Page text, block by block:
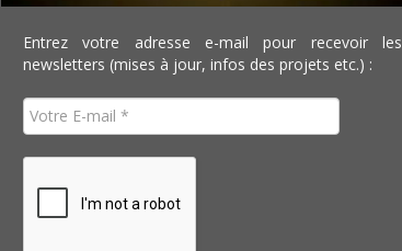
Entrez votre adresse e-mail pour recevoir les
newsletters (mises à jour, infos des projets etc.) :